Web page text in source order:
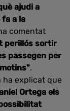
ajudi a
a la
comentat
perillós sortir
passegen per
.
ha explicat que
Ortega els